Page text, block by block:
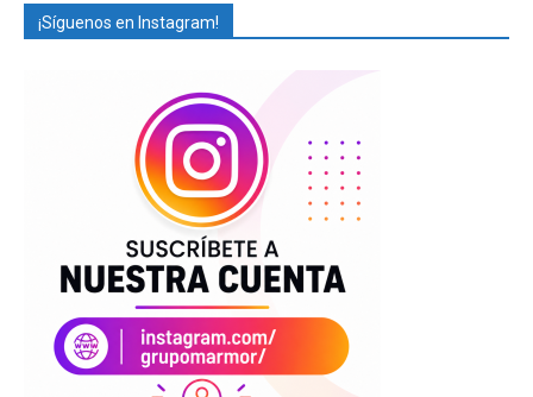
¡Síguenos en Instagram!